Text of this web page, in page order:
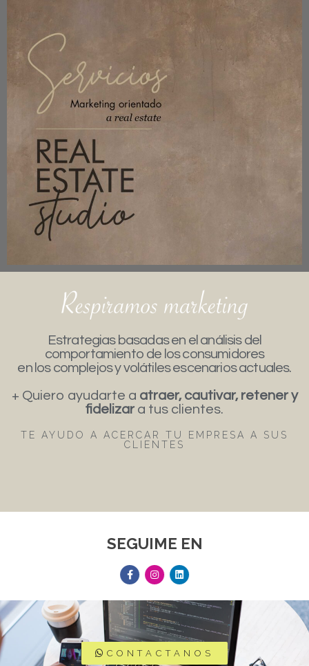
Estrategias basadas en el análisis del
comportamiento de los consumidores
en los complejos y volátiles escenarios actuales.
+ Quiero ayudarte a atraer, cautivar, retener y
fidelizar a tus clientes.
TE AYUDO A ACERCAR TU EMPRESA A SUS
CLIENTES
SEGUIME EN
CONTACTANOS